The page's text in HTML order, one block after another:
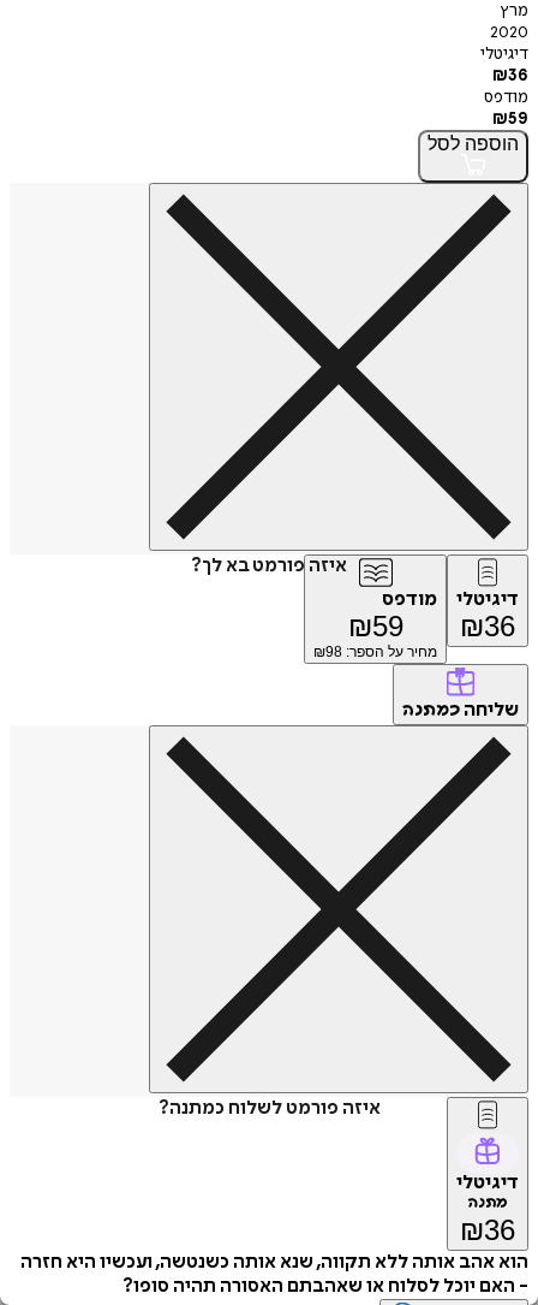
מרץ
2020
דיגיטלי
₪36
מודפס
₪59
הוספה לסל
איזה פורמט בא לך?
דיגיטלי
₪36
מודפס
₪59
מחיר על הספר: ₪ 98
שליחה כמתנה
איזה פורמט לשלוח כמתנה?
דיגיטלי
מתנה
₪36
הוא אהב אותה ללא תקווה, שנא אותה כשנטשה, ועכשיו היא חזרה
- האם יוכל לסלוח או שאהבתם האסורה תהיה סופו?